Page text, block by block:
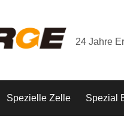
24 Jahre
Spezielle Zelle Spezial